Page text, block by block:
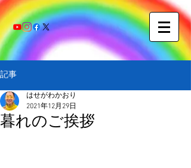
記事
暮れのご挨拶
はせがわかおり
2021年12月29日